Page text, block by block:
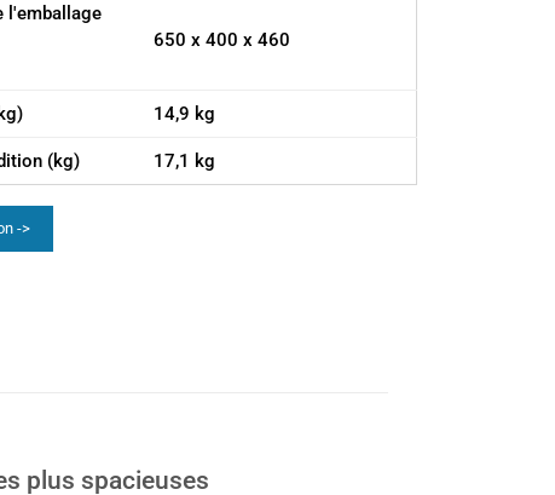
l'emballage
650 x 400 x 460
14,9 kg
(kg) 17,1 kg
->
plus spacieuses